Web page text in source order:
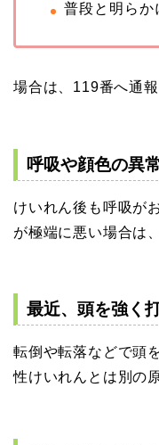
普段と明らか
場合は、119番へ通報
呼吸や顔色の異
けいれん後も呼吸が
が極端に悪い場合は
最近、頭を強く
転倒や転落などで頭
性けいれんとは別の